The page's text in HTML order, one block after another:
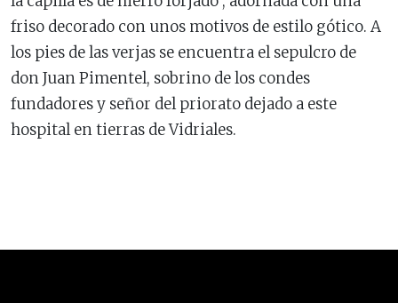
friso decorado con unos motivos de estilo gótico. A
los pies de las verjas se encuentra el sepulcro de
don Juan Pimentel, sobrino de los condes
fundadores y señor del priorato dejado a este
hospital en tierras de Vidriales.